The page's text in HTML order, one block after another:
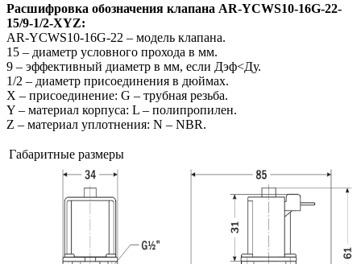
Расшифровка обозначения клапана AR-YCWS10-16G-22-
15/9-1/2-XYZ:
AR-YCWS10-16G-22 – модель клапана.
15 – диаметр условного прохода в мм.
9 – эффективный диаметр в мм, если Дэф<Ду.
1/2 – диаметр присоединения в дюймах.
X – присоединение: G – трубная резьба.
Y – материал корпуса: L – полипропилен.
Z – материал уплотнения: N – NBR.
Габаритные размеры